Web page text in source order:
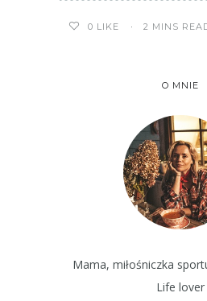
0 LIKE 2 MINS
O MNIE
Mama, miłośniczka
Life lover